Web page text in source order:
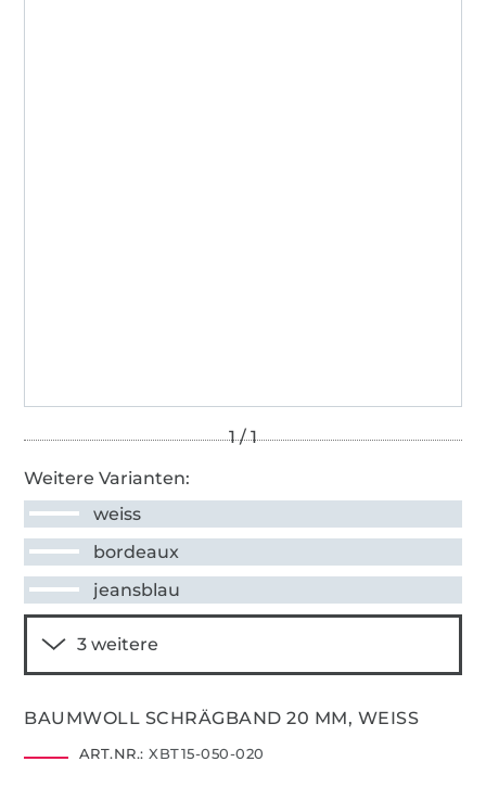
Weitere Varianten:
weiss
bordeaux
jeansblau
BAUMWOLL SCHRÄGBAND 20 MM, WEISS
ART.NR.: XBT15-050-020